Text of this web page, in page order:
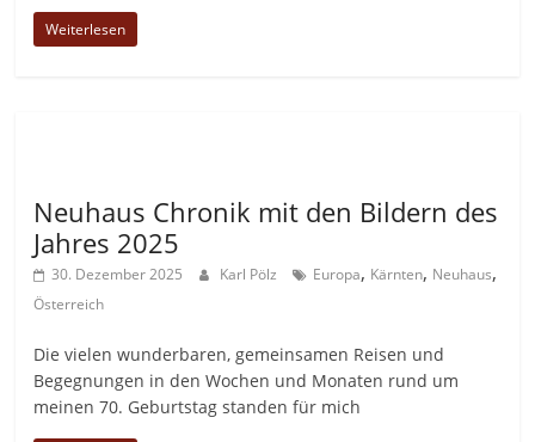
Weiterlesen
Neuhaus Chronik mit den Bildern des
Jahres 2025
30. Dezember 2025 Karl Pölz Europa, Kärnten, Neuhaus,
Österreich
Die vielen wunderbaren, gemeinsamen Reisen und
Begegnungen in den Wochen und Monaten rund um
meinen 70. Geburtstag standen für mich